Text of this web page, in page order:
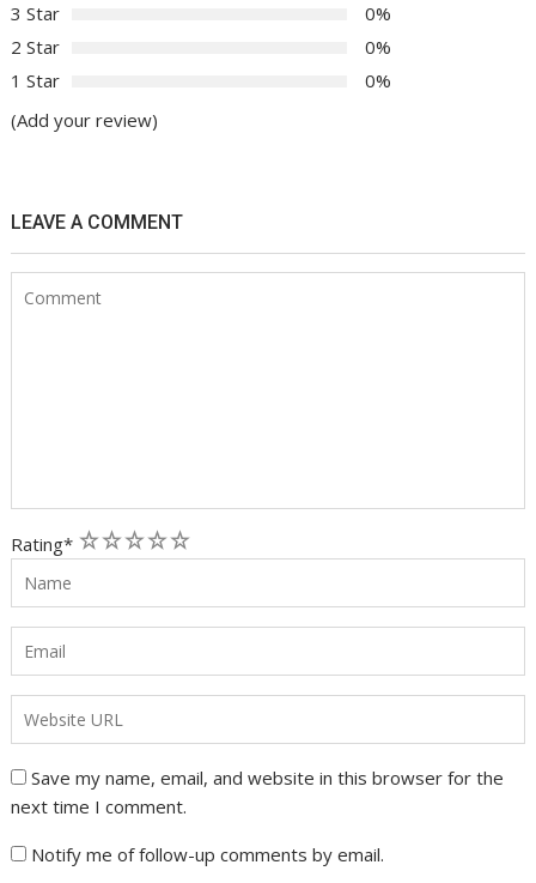
3 Star
0%
2 Star
0%
1 Star
0%
(Add your review)
LEAVE A COMMENT
Rating* 5
4
3
2
1
Save my name, email, and website in this browser for the
next time I comment.
Notify me of follow-up comments by email.